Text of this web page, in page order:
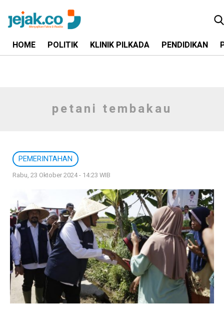
HOME POLITIK KLINIK PILKADA PENDIDIKAN
petani tembakau
PEMERINTAHAN
Rabu, 23 Oktober 2024 - 14:23 WIB